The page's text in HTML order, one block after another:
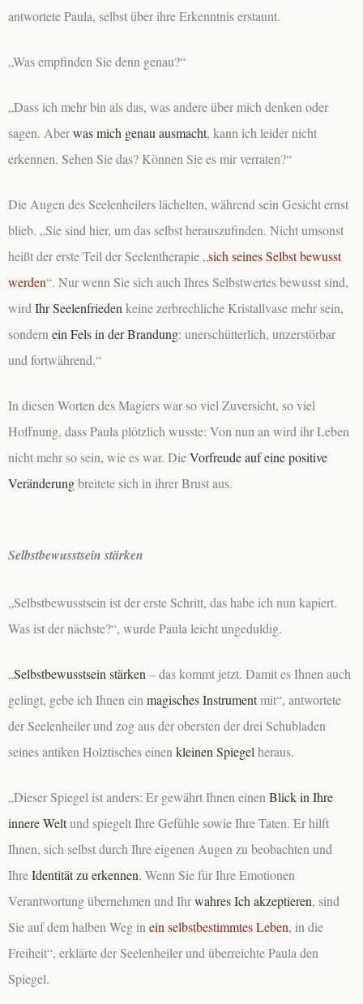
antwortete Paula, selbst über ihre Erkenntnis erstaunt.
„Was empfinden Sie denn genau?“
„Dass ich mehr bin als das, was andere über mich denken oder
sagen. Aberwas mich genau ausmacht, kann ich leider nicht
erkennen. Sehen Sie das? Können Sie es mir verraten?“
Die Augen des Seelenheilers lächelten, während sein Gesicht ernst
blieb. „Sie sind hier, um das selbst herauszufinden. Nicht umsonst
heißt der erste Teil der Seelentherapie „sich seines Selbst bewusst
werden“. Nur wenn Sie sich auch Ihres Selbstwertes bewusst sind,
wird Ihr Seelenfrieden keine zerbrechliche Kristallvase mehr sein,
sondern ein Fels in der Brandung: unerschütterlich, unzerstörbar
und fortwährend.“
In diesen Worten des Magiers war so viel Zuversicht, so viel
Hoffnung, dass Paula plötzlich wusste: Von nun an wird ihr Leben
nicht mehr so sein, wie es war. DieVorfreude auf eine positive
Veränderungbreitete sich in ihrer Brust aus.
Selbstbewusstsein stärken
„Selbstbewusstsein ist der erste Schritt, das habe ich nun kapiert.
Was ist der nächste?“, wurde Paula leicht ungeduldig.
„Selbstbewusstsein stärken – das kommt jetzt. Damit es Ihnen auch
gelingt, gebe ich Ihnen ein magisches Instrumentmit“, antwortete
der Seelenheiler und zog aus der obersten der drei Schubladen
seines antiken Holztisches einen kleinen Spiegel heraus.
„Dieser Spiegel ist anders: Er gewährt Ihnen einen Blick in Ihre
innere Weltund spiegelt Ihre Gefühle sowie Ihre Taten. Er hilft
Ihnen, sich selbst durch Ihre eigenen Augen zu beobachten und
IhreIdentität zu erkennen. Wenn Sie für Ihre Emotionen
Verantwortung übernehmen und Ihrwahres Ich akzeptieren, sind
Sie auf dem halben Weg in ein selbstbestimmtes Leben, in die
Freiheit“, erklärte der Seelenheiler und überreichte Paula den
Spiegel.